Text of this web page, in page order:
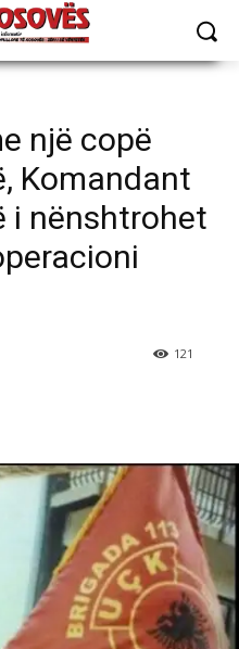
një copë
Komandant
i nënshtrohet
121